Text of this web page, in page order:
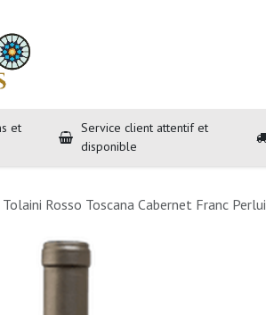
et
Service client attentif et
disponible
Tolaini Rosso Toscana Cabernet Franc Perlui